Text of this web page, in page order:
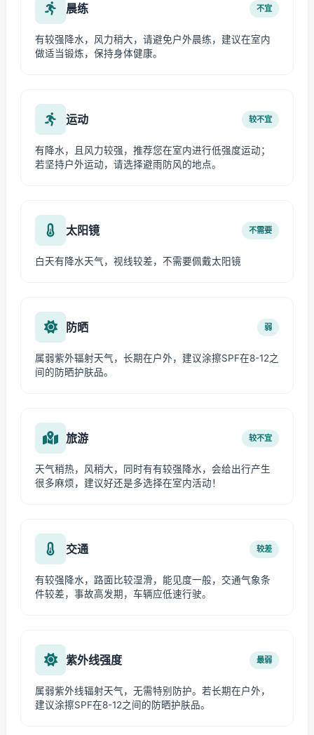
晨练 不宜
有较强降水，风力稍大，请避免户外晨练，建议在室内
做适当锻炼，保持身体健康。
运动 较不宜
有降水，且风力较强，推荐您在室内进行低强度运动；
若坚持户外运动，请选择避雨防风的地点。
太阳镜 不需要
白天有降水天气，视线较差，不需要佩戴太阳镜
防晒 弱
属弱紫外辐射天气，长期在户外，建议涂擦SPF在8-12之
间的防晒护肤品。
旅游 较不宜
天气稍热，风稍大，同时有有较强降水，会给出行产生
很多麻烦，建议好还是多选择在室内活动！
交通 较差
有较强降水，路面比较湿滑，能见度一般，交通气象条
件较差，事故高发期，车辆应低速行驶。
紫外线强度 最弱
属弱紫外线辐射天气，无需特别防护。若长期在户外，
建议涂擦SPF在8-12之间的防晒护肤品。